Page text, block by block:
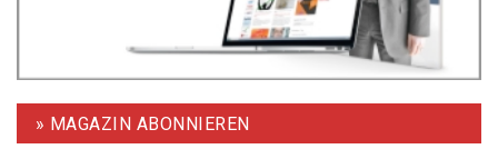
» MAGAZIN ABONNIEREN